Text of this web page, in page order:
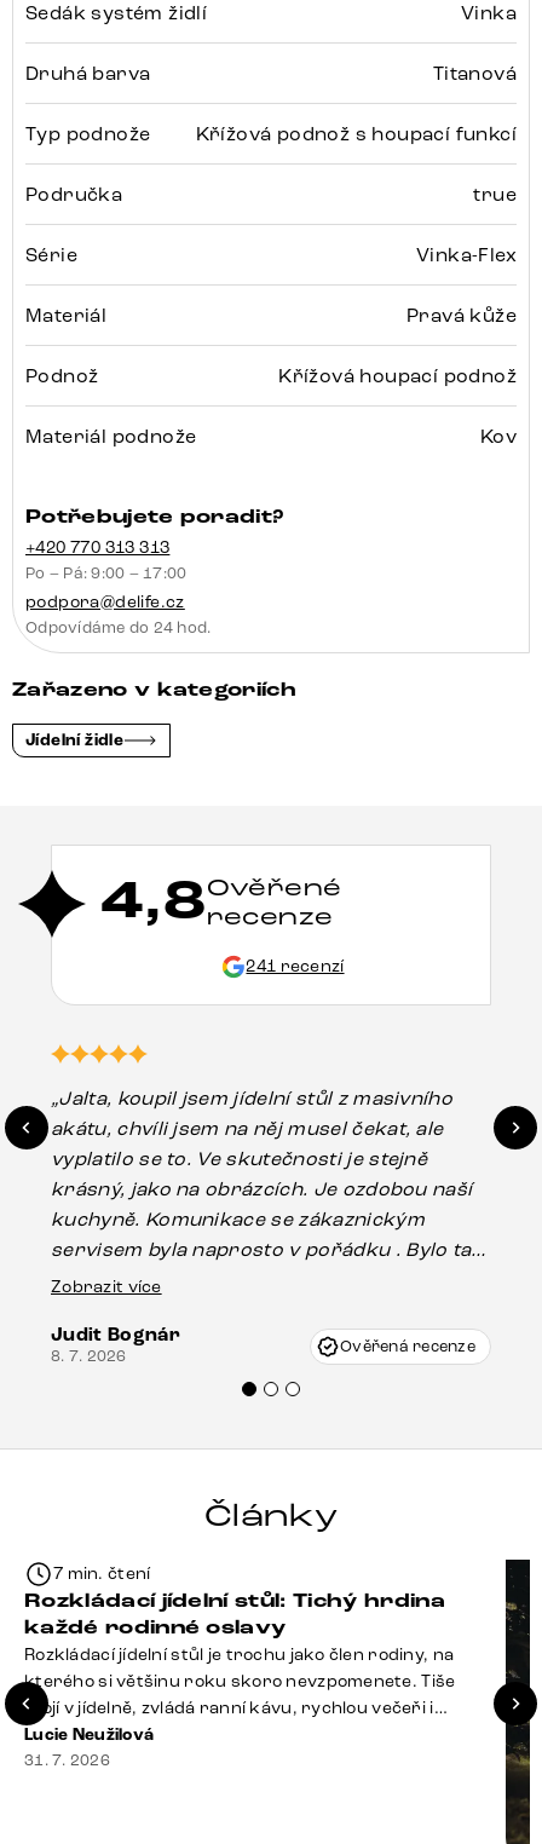
Sedák systém židlí Vinka
Druhá barva Titanová
Typ podnože Křížová podnož s houpací funkcí
Područka true
Série Vinka-Flex
Materiál Pravá kůže
Podnož Křížová houpací podnož
Materiál podnože Kov
Potřebujete poradit?
+420 770 313 313
Po – Pá: 9:00 – 17:00
podpora@delife.cz
Odpovídáme do 24 hod.
Zařazeno v kategoriích
Jídelní židle
4,8Ověřené
recenze
241 recenzí
„Jalta, koupil jsem jídelní stůl z masivního
akátu, chvíli jsem na něj musel čekat, ale
vyplatilo se to. Ve skutečnosti je stejně
krásný, jako na obrázcích. Je ozdobou naší
kuchyně. Komunikace se zákaznickým
servisem byla naprosto v pořádku . Bylo tam
drobné poškození u nohy stolu, které mohlo
Vincze mi velmi korektně vyšli vstříc.
Doporučuji produkty Delife všem.“
Zobrazit více
Judit Bognár
8. 7. 2026 Ověřená recenze
Články
7 min. čtení
Rozkládací jídelní stůl: Tichý hrdina
každé rodinné oslavy
Rozkládací jídelní stůl je trochu jako člen rodiny, na
kterého si většinu roku skoro nevzpomenete. Tiše
stojí v jídelně, zvládá ranní kávu, rychlou večeři i
hromadu dopisů, které je potřeba „někdy vyřídit“. Pak
ale přijdou Vánoce, narozeniny nebo zpráva: „Stavíme
Lucie Neužilová
31. 7. 2026